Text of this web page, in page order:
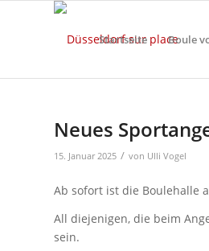
Startseite Boule
Neues
15. Januar 2025 / von Ulli Vogel
Ab sofort ist die Boulehalle
All diejenigen, die beim
sein.